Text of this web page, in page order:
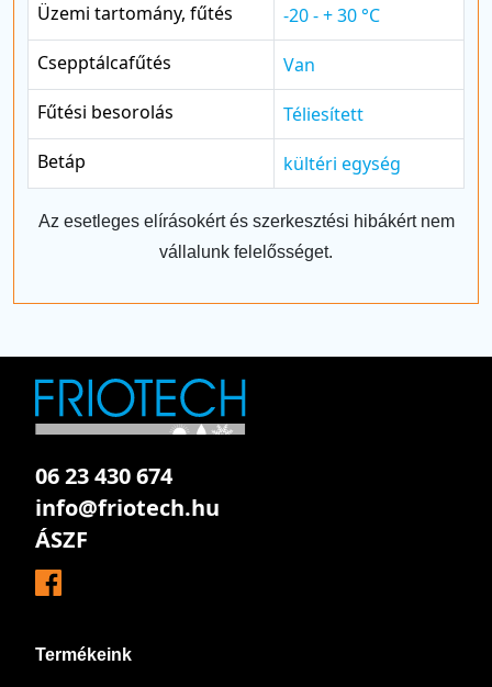
Üzemi tartomány, fűtés
-20 - + 30 °C
Csepptálcafűtés
Van
Fűtési besorolás
Téliesített
Betáp
kültéri egység
Az esetleges elírásokért és szerkesztési hibákért nem
vállalunk felelősséget.
06 23 430 674
info@friotech.hu
ÁSZF
Termékeink